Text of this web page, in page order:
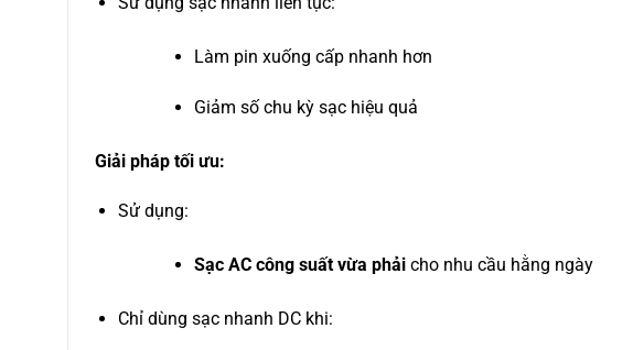
Làm pin xuống cấp nhanh hơn
Giảm số chu kỳ sạc hiệu quả
Giải pháp tối ưu:
Sử dụng:
Sạc AC công suất vừa phảicho nhu cầu hằng ngày
Chỉ dùng sạc nhanh DC khi: